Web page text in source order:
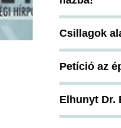
Csillagok
Petíció az
Elhunyt Dr.